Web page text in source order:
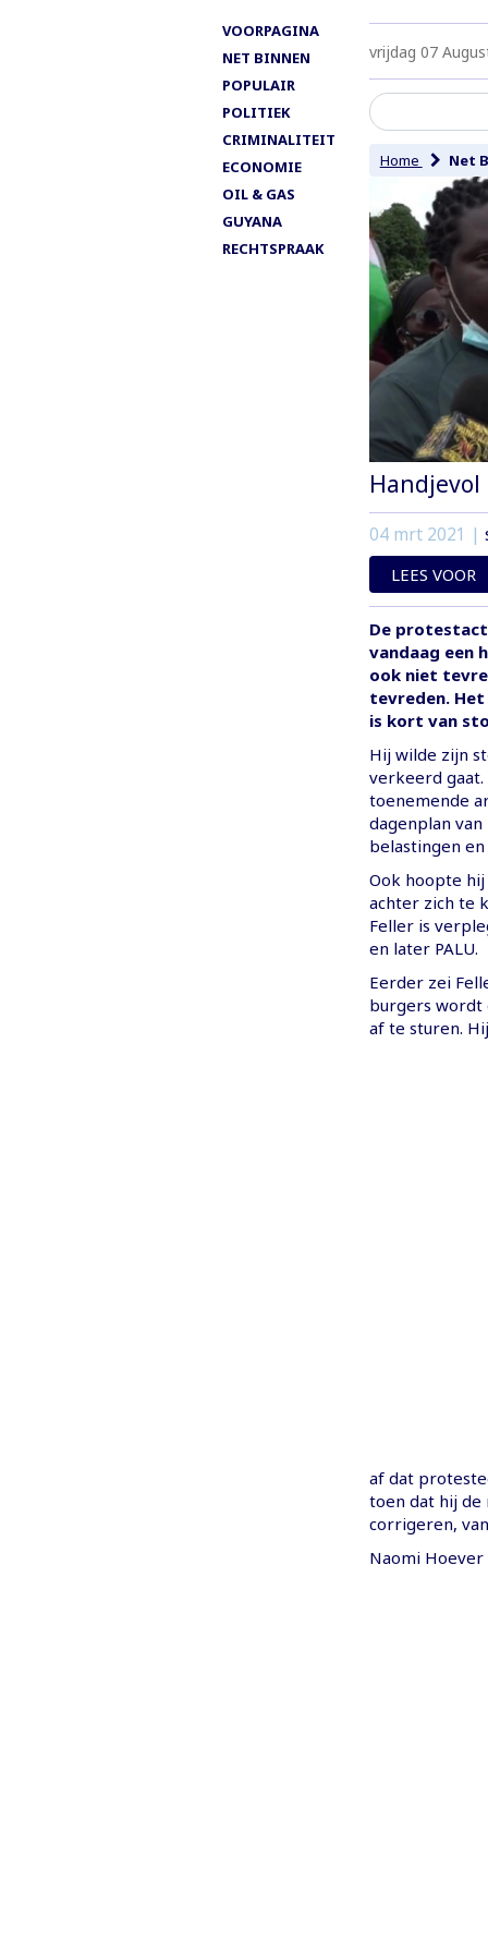
VOORPAGINA
NET BINNEN
POPULAIR
POLITIEK
CRIMINALITEIT
ECONOMIE
OIL & GAS
GUYANA
RECHTSPRAAK
vrijdag 07
Home Net
04 mrt 2021 |
LEES VOOR
De
vandaag een
ook niet
tevreden. Het
is kort van
Hij wilde zijn
verkeerd
toenemende
dagenplan
belastingen
Ook hoopte
achter zich te
Feller is
en later PALU.
Eerder zei
burgers wordt
af te sturen.
af dat
toen dat hij
corrigeren,
Naomi Hoever